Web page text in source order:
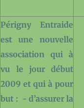
Périgny Entraide
est une nouvelle
association qui à
vu le jour début
2009 et qui à pour
but : - d’assurer la